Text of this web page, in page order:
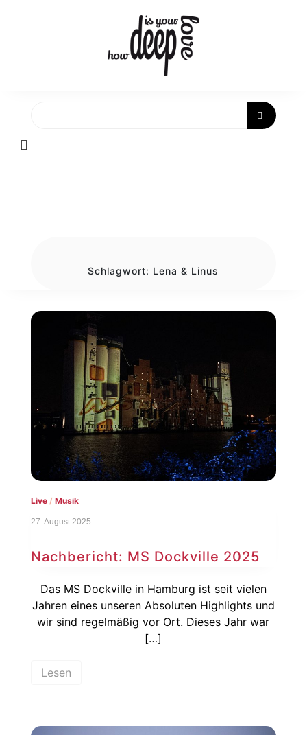
Schlagwort: Lena & Linus
Live/ Musik
27. August 2025
Nachbericht: MS Dockville 2025
Das MS Dockville in Hamburg ist seit vielen
Jahren eines unseren Absoluten Highlights und
wir sind regelmäßig vor Ort. Dieses Jahr war
[…]
Lesen